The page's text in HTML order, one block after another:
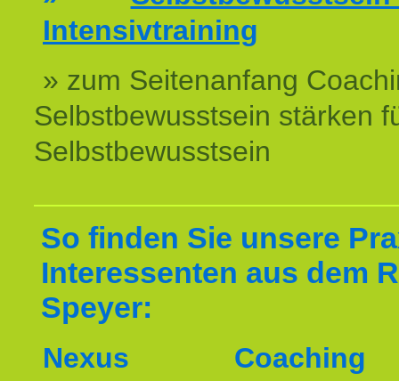
Intensivtraining
» zum Seitenanfang
Selbstbewusstsein stärken
Selbstbewusstsein
So finden Sie unsere
Interessenten aus dem
Speyer:
Nexus